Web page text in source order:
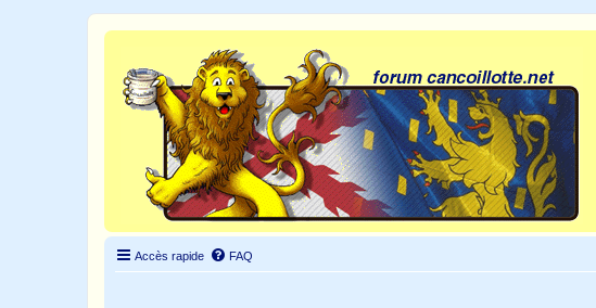
Accès rapide FAQ